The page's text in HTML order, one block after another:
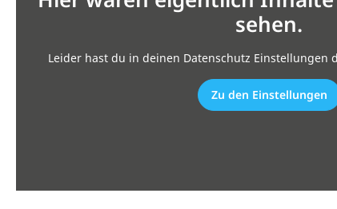
sehen.
Leider hast du in deinen Datenschutz Einstellungen
Zu den Einstellungen